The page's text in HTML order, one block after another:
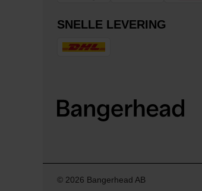
SNELLE LEVERING
© 2026 Bangerhead AB